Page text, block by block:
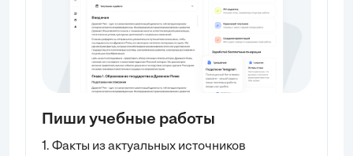
Пиши учебные работы
1. Факты из актуальных источников